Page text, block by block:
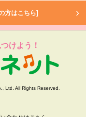
方はこちら]
けよう！
Ltd. All Rights Reserved.